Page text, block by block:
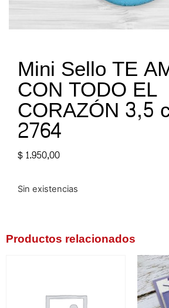
Mini Sello TE
CON TODO EL
CORAZÓN 3,5
2764
$1.950,00
Sin existencias
Productos relacionados